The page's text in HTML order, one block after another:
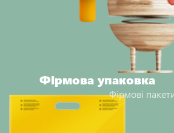
Фірмова упаковка
Фірмові